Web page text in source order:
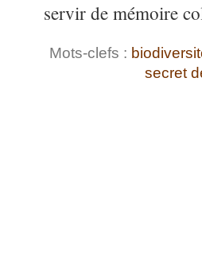
servir de mémoire
Mots-clefs :
secret